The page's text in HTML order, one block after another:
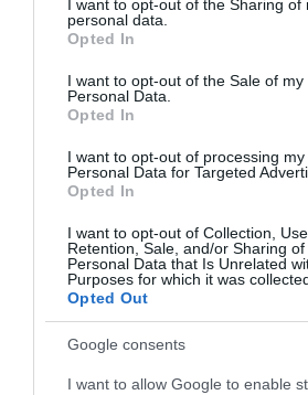
not limited to your visit or usage
grant or deny consent to Google and
use your data for below specified
consent section.
I want to opt-out of the Sharing of
personal data.
Opted In
I want to opt-out of the Sale of my
Personal Data.
Opted In
I want to opt-out of processing my
Personal Data for Targeted
Opted In
I want to opt-out of Collection, Use,
Retention, Sale, and/or Sharing of
Personal Data that Is Unrelated
Purposes for which it was
Opted Out
Google consents
I want to allow Google to enable